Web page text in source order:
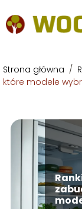
Strona główna /
które modele